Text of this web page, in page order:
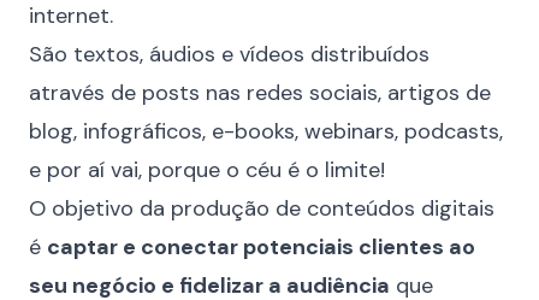
internet.
São textos, áudios e vídeos distribuídos
através de posts nas redes sociais, artigos de
blog, infográficos, e-books, webinars, podcasts,
e por aí vai, porque o céu é o limite!
O objetivo da produção de conteúdos digitais
é captar e conectar potenciais clientes ao
seu negócio e fidelizar a audiência que